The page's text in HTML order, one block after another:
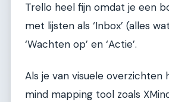
Trello heel fijn omdat je een
met lijsten als ‘Inbox’ (alles
‘Wachten op’ en ‘Actie’.
Als je van visuele overzichten
mind mapping tool zoals